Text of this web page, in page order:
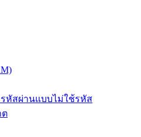
หัสผ่านแบบไม่ใช้รหัส
ต